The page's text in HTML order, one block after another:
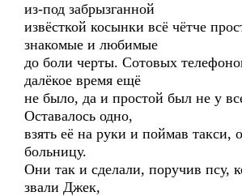
из-под забрызганной
извёсткой косынки всё чётче
знакомые и любимые
до боли черты. Сотовых
далёкое время ещё
не было, да и простой был не у
Оставалось одно,
взять её на руки и поймав такси,
больницу.
Они так и сделали, поручив псу,
звали Джек,